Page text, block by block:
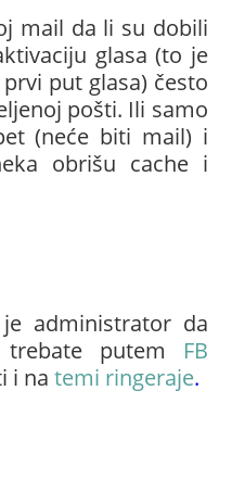
mail da li su dobili
glasa (to je
put glasa) često
pošti. Ili samo
(neće biti mail) i
obrišu cache i
administrator da
putem FB
i natemi ringeraje.